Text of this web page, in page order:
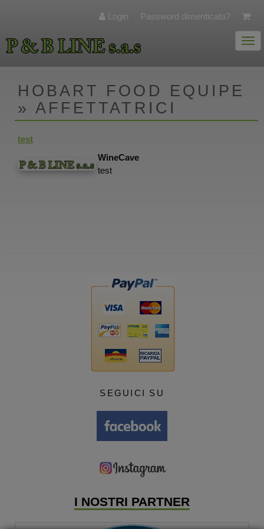
Login Password dimenticata?
HOBART FOOD EQUIPE
» AFFETTATRICI
test
WineCave
test
SEGUICI SU
I NOSTRI PARTNER